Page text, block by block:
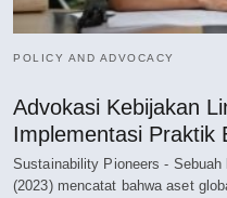
POLICY AND ADVOCACY
Advokasi Kebijakan
Implementasi Praktik
Sustainability Pioneers -
(2023) mencatat bahwa aset